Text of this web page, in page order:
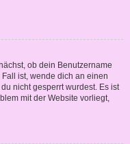
ob dein Benutzername
ist, wende dich an einen
nicht gesperrt wurdest. Es ist
mit der Website vorliegt,